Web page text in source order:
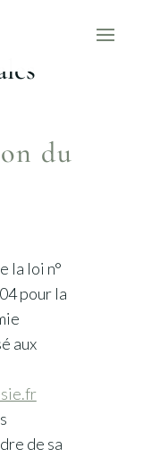
du
la loi n°
pour la
aux
de sa